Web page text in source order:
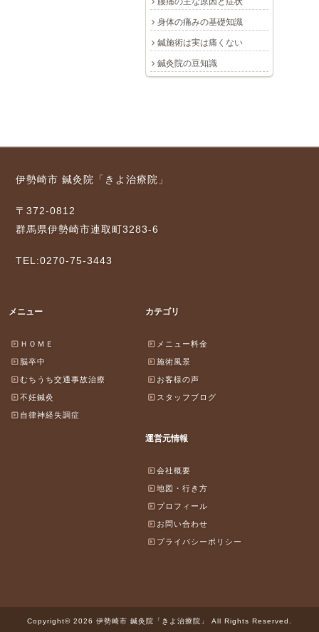
身体の痛みの基礎知識
鍼施術は実は痛くない
鍼灸院の豆知識
伊勢崎市 鍼灸院「きよ治療院」
〒372-0812
群馬県伊勢崎市連取町3283-6
TEL:0270-75-3443
メニュー
ＨＯＭＥ
脳卒中
むちうち交通事故治療
不妊鍼灸
自律神経失調症
カテゴリ
メニュー料金
施術風景
お客様の声
スタッフブログ
運営元情報
会社概要
地図・行き方
プロフィール
お問い合わせ
プライバシーポリシー
Copyright© 2026 伊勢崎市 鍼灸院「きよ治療院」 All Rights Reserved.